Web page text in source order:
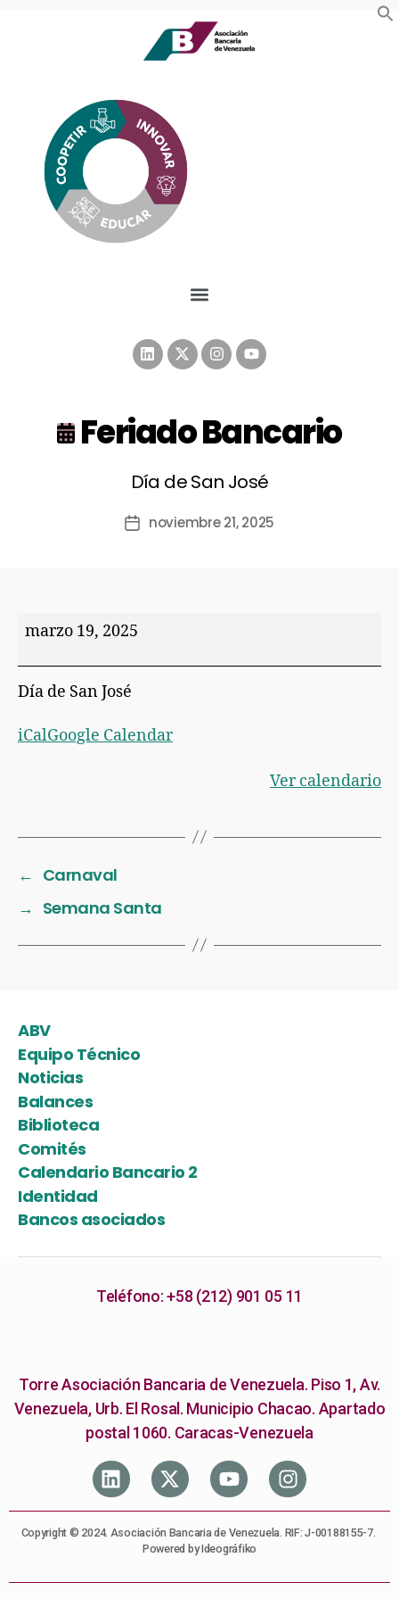
Feriado Bancario
Día de San José
noviembre 21, 2025
marzo 19, 2025
Día de San José
iCalGoogle Calendar
Ver calendario
← Carnaval
→ Semana Santa
ABV
Equipo Técnico
Noticias
Balances
Biblioteca
Comités
Calendario Bancario 2
Identidad
Bancos asociados
Teléfono: +58 (212) 901 05 11
Torre Asociación Bancaria de Venezuela. Piso 1, Av.
Venezuela, Urb. El Rosal. Municipio Chacao. Apartado
postal 1060. Caracas-Venezuela
Copyright © 2024. Asociación Bancaria de Venezuela. RIF: J-00188155-7.
Powered by Ideográfiko